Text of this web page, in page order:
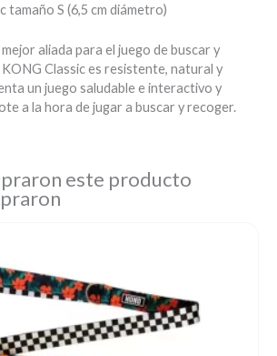
tamaño S (6,5 cm diámetro)
aliada para el juego de buscar y
Classic es resistente, natural y
un juego saludable e interactivo y
a la hora de jugar a buscar y recoger.
este producto